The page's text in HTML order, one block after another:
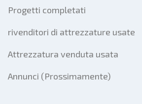
Progetti completati
rivenditori di attrezzature usate
Attrezzatura venduta usata
Annunci (Prossimamente)